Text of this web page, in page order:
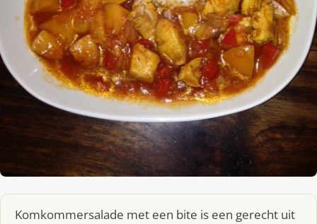
Komkommersalade met een bite is een gerecht uit